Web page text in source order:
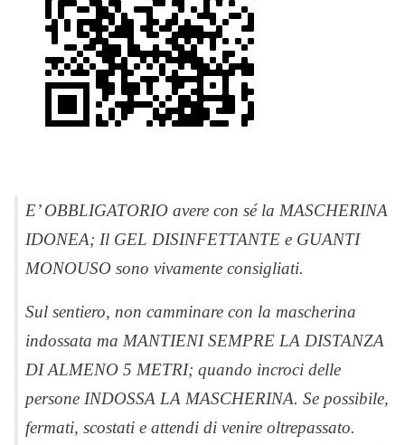
E’ OBBLIGATORIO avere con sé la MASCHERINA
IDONEA; Il GEL DISINFETTANTE e GUANTI
MONOUSO sono vivamente consigliati.
Sul sentiero, non camminare con la mascherina
indossata ma MANTIENI SEMPRE LA DISTANZA
DI ALMENO 5 METRI; quando incroci delle
persone INDOSSA LA MASCHERINA. Se possibile,
fermati, scostati e attendi di venire oltrepassato.